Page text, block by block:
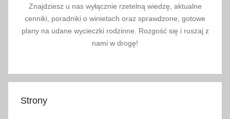
Znajdziesz u nas wyłącznie rzetelną wiedzę, aktualne
cenniki, poradniki o winietach oraz sprawdzone, gotowe
plany na udane wycieczki rodzinne. Rozgość się i ruszaj z
nami w drogę!
Strony